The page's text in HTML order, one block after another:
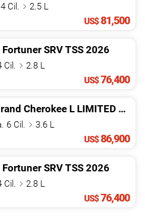
Cil.
2.5 L
US$81,500
Fortuner SRV TSS 2026
Cil.
2.8 L
US$76,400
Cherokee L LIMITED 2022
6 Cil.
3.6 L
US$86,900
Fortuner SRV TSS 2026
Cil.
2.8 L
US$76,400